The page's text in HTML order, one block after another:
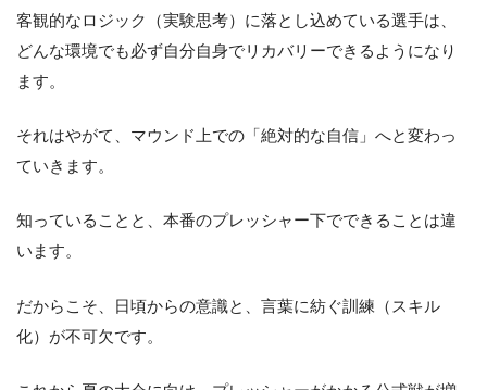
客観的なロジック（実験思考）に落とし込めている選手は、
どんな環境でも必ず自分自身でリカバリーできるようになり
ます。
それはやがて、マウンド上での「絶対的な自信」へと変わっ
ていきます。
知っていることと、本番のプレッシャー下でできることは違
います。
だからこそ、日頃からの意識と、言葉に紡ぐ訓練（スキル
化）が不可欠です。